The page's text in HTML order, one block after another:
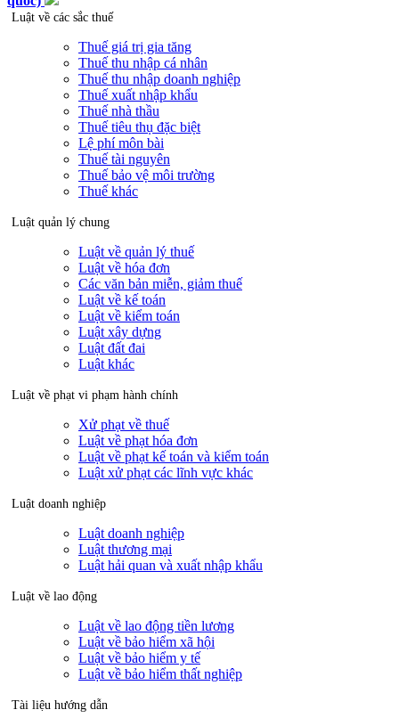
Luật về các sắc thuế
Thuế giá trị gia tăng
Thuế thu nhập cá nhân
Thuế thu nhập doanh nghiệp
Thuế xuất nhập khẩu
Thuế nhà thầu
Thuế tiêu thụ đặc biệt
Lệ phí môn bài
Thuế tài nguyên
Thuế bảo vệ môi trường
Thuế khác
Luật quản lý chung
Luật về quản lý thuế
Luật về hóa đơn
Các văn bản miễn, giảm thuế
Luật về kế toán
Luật về kiểm toán
Luật xây dựng
Luật đất đai
Luật khác
Luật về phạt vi phạm hành chính
Xử phạt về thuế
Luật về phạt hóa đơn
Luật về phạt kế toán và kiểm toán
Luật xử phạt các lĩnh vực khác
Luật doanh nghiệp
Luật doanh nghiệp
Luật thương mại
Luật hải quan và xuất nhập khẩu
Luật về lao động
Luật về lao động tiền lương
Luật về bảo hiểm xã hội
Luật về bảo hiểm y tế
Luật về bảo hiểm thất nghiệp
Tài liệu hướng dẫn